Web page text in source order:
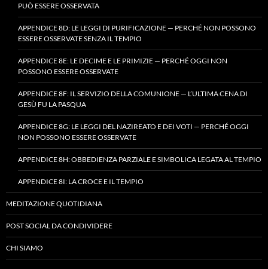
PUÒ ESSERE OSSERVATA
APPENDICE 8D: LE LEGGI DI PURIFICAZIONE — PERCHÉ NON POSSONO
ESSERE OSSERVATE SENZA IL TEMPIO
APPENDICE 8E: LE DECIME E LE PRIMIZIE — PERCHÉ OGGI NON
POSSONO ESSERE OSSERVATE
APPENDICE 8F: IL SERVIZIO DELLA COMUNIONE — L’ULTIMA CENA DI
GESÙ FU LA PASQUA
APPENDICE 8G: LE LEGGI DEL NAZIREATO E DEI VOTI — PERCHÉ OGGI
NON POSSONO ESSERE OSSERVATE
APPENDICE 8H: OBBEDIENZA PARZIALE E SIMBOLICA LEGATA AL TEMPIO
APPENDICE 8I: LA CROCE E IL TEMPIO
MEDITAZIONE QUOTIDIANA
POST SOCIAL DA CONDIVIDERE
CHI SIAMO